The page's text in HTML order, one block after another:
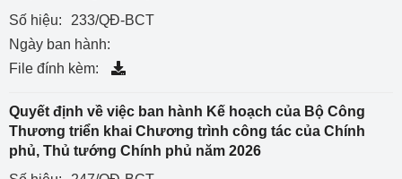
Số hiệu:
233/QĐ-BCT
Ngày ban hành:
File đính kèm:
Quyết định về việc ban hành Kế hoạch của Bộ Công
Thương triển khai Chương trình công tác của Chính
phủ, Thủ tướng Chính phủ năm 2026